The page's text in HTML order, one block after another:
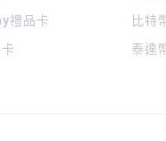
禮品卡
比特
泰達